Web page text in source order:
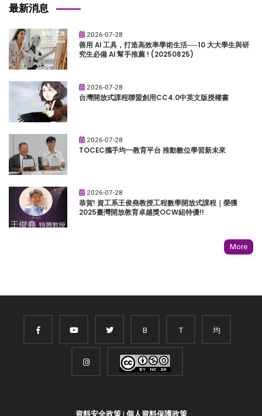
最新消息
2026-07-28
善用 AI 工具，打造高效率學術生活──10 大大學生與研
究生必備 AI 幫手推薦 ! (20250825)
2026-07-28
台灣開放式課程聯盟創用CC4.0中英文版授權書
2026-07-28
TOCEC攜手均一教育平台 推動數位學習新未來
2026-07-28
恭賀! 資工系王俊堯教授工程數學開放式課程｜榮獲
2025臺灣開放教育卓越獎OCW組特優!!
More
B T 均
資料安全政策| 個人資料保護政策